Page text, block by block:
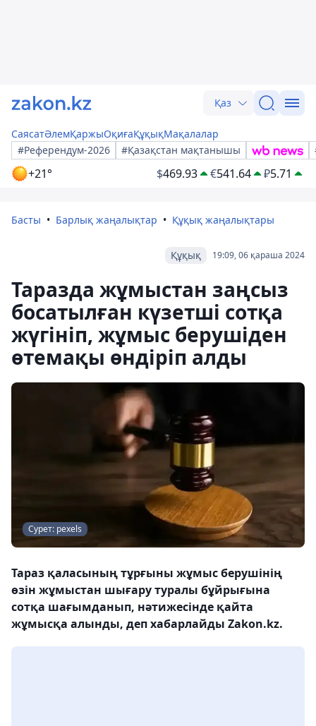
Қаз
СаясатӘлемҚаржыОқиғаҚұқықМақалалар
#Референдум-2026
#Қазақстан мақтанышы
+21° $469.93 €541.64 ₽5.71
Басты Барлық жаңалықтар Құқық жаңалықтары
19:09, 06 қараша 2024
Құқық
Таразда жұмыстан заңсыз
босатылған күзетші сотқа
жүгініп, жұмыс берушіден
өтемақы өндіріп алды
Сурет: pexels
Тараз қаласының тұрғыны жұмыс берушінің
өзін жұмыстан шығару туралы бұйрығына
сотқа шағымданып, нәтижесінде қайта
жұмысқа алынды, деп хабарлайды Zakon.kz.